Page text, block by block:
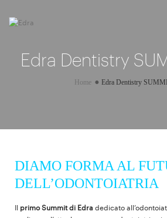
Edra Dentistry
Home Edra Dentistry
DIAMO FORMA AL
DELL’ODONTOIATRIA
primo Summit di Edra dedicato